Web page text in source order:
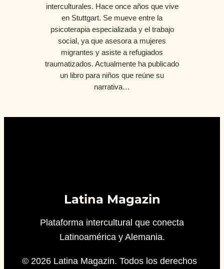
interculturales. Hace once años que vive
en Stuttgart. Se mueve entre la
psicoterapia especializada y el trabajo
social, ya que asesora a mujeres
migrantes y asiste a refugiados
traumatizados. Actualmente ha publicado
un libro para niños que reúne su
narrativa…
Latina Magazin
Plataforma intercultural que conecta
Latinoamérica y Alemania.
© 2026 Latina Magazin. Todos los derechos